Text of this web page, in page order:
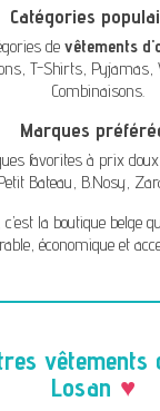
Catégories
de vêtements
, T-Shirts, Pyjamas,
Combinaisons.
Marques
favorites à prix
Bateau, B.Nosy,
c’est la boutique belge
économique et
vêtements
Losan